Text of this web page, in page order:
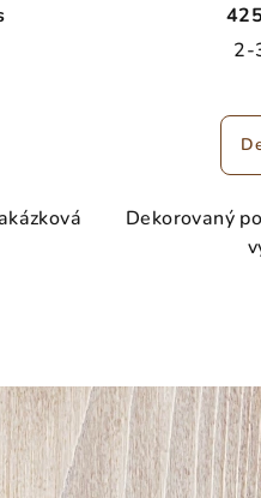
2-
Dekorovaný